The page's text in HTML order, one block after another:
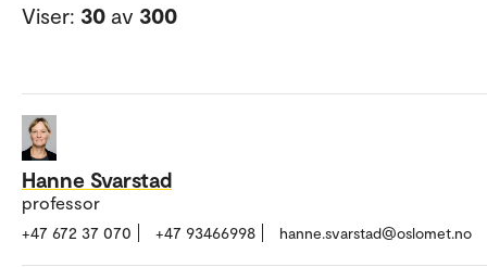
Viser: 30 av 300
Hanne Svarstad
professor
+47 672 37 070 +47 93466998 hanne.svarstad@oslomet.no